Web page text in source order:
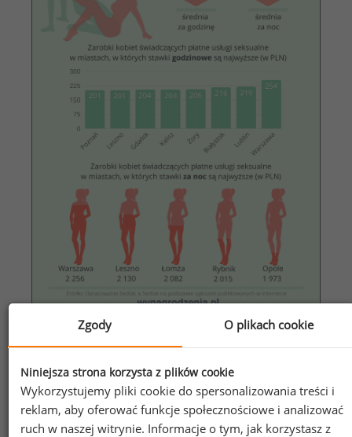
Zarobki kobiet świadczących płatne usługi seksualne
Zgody O plikach cookie
Niniejsza strona korzysta z plików cookie
Wykorzystujemy pliki cookie do spersonalizowania treści i
reklam, aby oferować funkcje społecznościowe i analizować
ruch w naszej witrynie. Informacje o tym, jak korzystasz z